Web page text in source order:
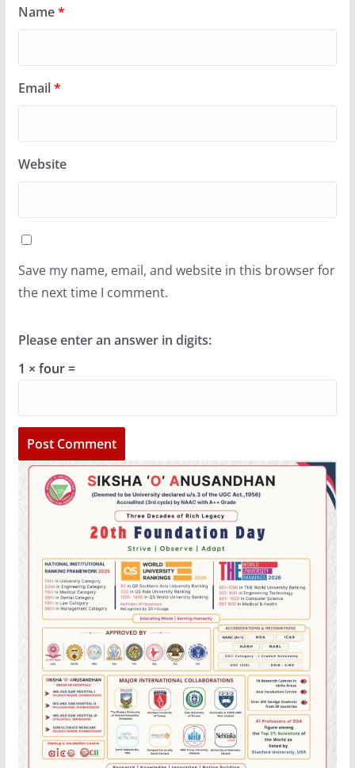
Name*
Email*
Website
Save my name, email, and website in this browser for
the next time I comment.
Please enter an answer in digits:
1 × four =